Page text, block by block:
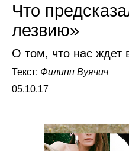
Что
лезвию»
О том, что нас ждет
Текст: Филипп Вуячич
05.10.17